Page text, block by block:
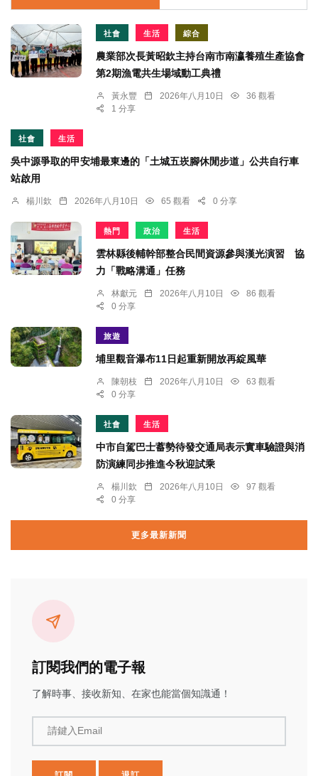
社會 生活 綜合
農業部次長黃昭欽主持台南市南瀛養殖生產協會
第2期漁電共生場域動工典禮
黃永豐 2026年八月10日
36 觀看
1 分享
社會 生活
吳中源爭取的甲安埔最東邊的「土城五崁腳休閒步道」公共自行車
站啟用
楊川欽 2026年八月10日 65 觀看 0 分享
熱門 政治 生活
雲林縣後輔幹部整合民間資源參與漢光演習 協
力「戰略溝通」任務
林獻元 2026年八月10日
86 觀看
0 分享
旅遊
埔里觀音瀑布11日起重新開放再綻風華
陳朝枝 2026年八月10日
63 觀看
0 分享
社會 生活
中市自駕巴士蓄勢待發交通局表示實車驗證與消
防演練同步推進今秋迎試乘
楊川欽 2026年八月10日
97 觀看
0 分享
更多最新新聞
訂閱我們的電子報
了解時事、接收新知、在家也能當個知識通！
請鍵入Email